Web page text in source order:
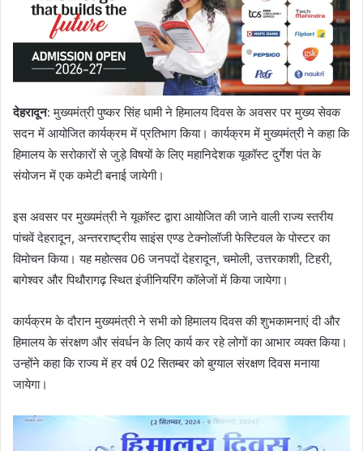
देहरादून: मुख्यमंत्री पुष्कर सिंह धामी ने हिमालय दिवस के अवसर पर मुख्य सेवक
सदन में आयोजित कार्यक्रम में प्रतिभाग किया। कार्यक्रम में मुख्यमंत्री ने कहा कि
हिमालय के सरोकारों से जुड़े विषयों के लिए महानिदेशक यूकॉस्ट दुर्गेश पंत के
संयोजन में एक कमेटी बनाई जायेगी।
इस अवसर पर मुख्यमंत्री ने यूकॉस्ट द्वारा आयोजित की जाने वाली राज्य स्तरीय
पांचवें देहरादून, अन्तरराष्ट्रीय साइंस एण्ड टेक्नोलॉजी फेस्टिवल के पोस्टर का
विमोचन किया। यह महोत्सव 06 जनपदों देहरादून, चमोली, उत्तरकाशी, टिहरी,
बागेश्वर और पिथौरागढ़ स्थित इंजीनियरिंग कॉलेजों में किया जायेगा।
कार्यक्रम के दौरान मुख्यमंत्री ने सभी को हिमालय दिवस की शुभकामनाएं दी और
हिमालय के संरक्षण और संवर्धन के लिए कार्य कर रहे लोगों का आभार व्यक्त किया।
उन्होंने कहा कि राज्य में हर वर्ष 02 सितम्बर को बुग्याल संरक्षण दिवस मनाया
जायेगा।